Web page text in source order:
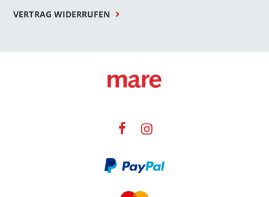
VERTRAG WIDERRUFEN